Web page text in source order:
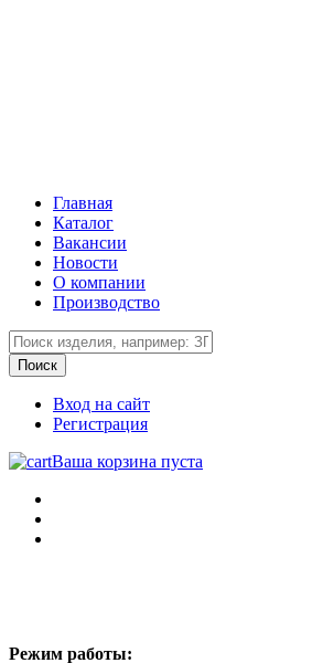
Главная
Каталог
Вакансии
Новости
О компании
Производство
Вход на сайт
Регистрация
Ваша корзина пуста
Режим работы: